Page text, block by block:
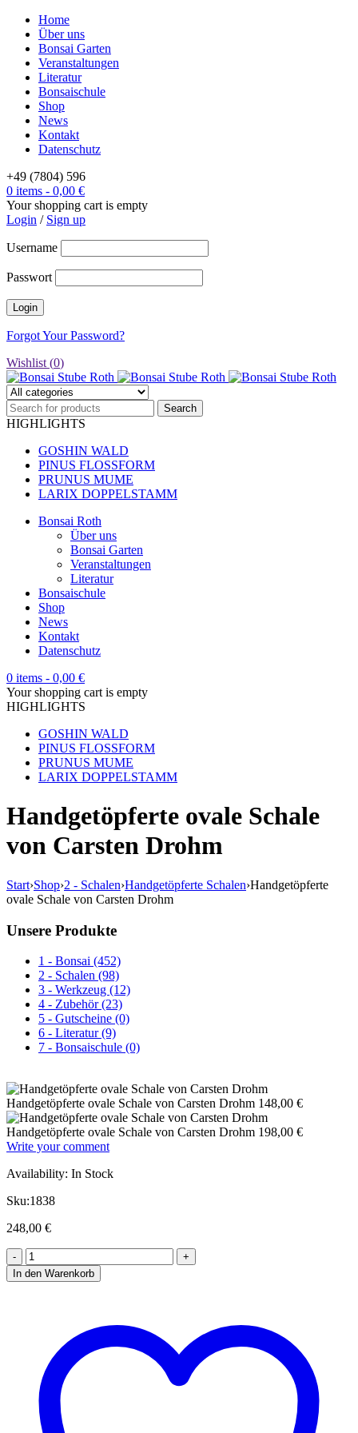
Home
Über uns
Bonsai Garten
Veranstaltungen
Literatur
Bonsaischule
Shop
News
Kontakt
Datenschutz
+49 (7804) 596
0 items - 0,00 €
Your shopping cart is empty
Login / Sign up
Username
Passwort
Forgot Your Password?
Wishlist (0)
HIGHLIGHTS
GOSHIN WALD
PINUS FLOSSFORM
PRUNUS MUME
LARIX DOPPELSTAMM
Bonsai Roth
Über uns
Bonsai Garten
Veranstaltungen
Literatur
Bonsaischule
Shop
News
Kontakt
Datenschutz
0 items - 0,00 €
Your shopping cart is empty
HIGHLIGHTS
GOSHIN WALD
PINUS FLOSSFORM
PRUNUS MUME
LARIX DOPPELSTAMM
Handgetöpferte ovale Schale
von Carsten Drohm
Start›Shop›2 - Schalen›Handgetöpferte Schalen›Handgetöpferte
ovale Schale von Carsten Drohm
Unsere Produkte
1 - Bonsai (452)
2 - Schalen (98)
3 - Werkzeug (12)
4 - Zubehör (23)
5 - Gutscheine (0)
6 - Literatur (9)
7 - Bonsaischule (0)
Handgetöpferte ovale Schale von Carsten Drohm 148,00 €
Handgetöpferte ovale Schale von Carsten Drohm 198,00 €
Write your comment
Availability: In Stock
Sku:1838
248,00 €
In den Warenkorb